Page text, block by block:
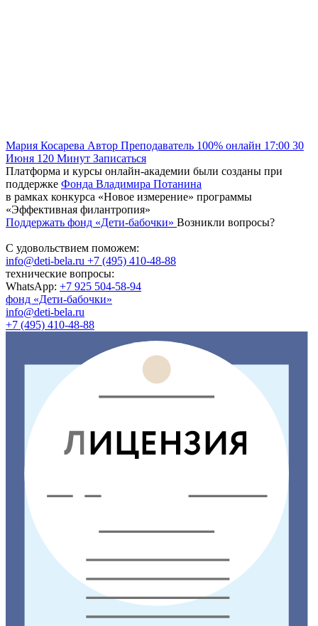
Мария Косарева Автор Преподаватель 100% онлайн 17:00 30
Июня 120 Минут Записаться
Платформа и курсы онлайн-академии были созданы при
поддержке Фонда Владимира Потанина
в рамках конкурса «Новое измерение» программы
«Эффективная филантропия»
Поддержать фонд «Дети-бабочки» Возникли вопросы?
С удовольствием поможем:
info@deti-bela.ru +7 (495) 410-48-88
технические вопросы:
WhatsApp: +7 925 504-58-94
фонд «Дети-бабочки»
info@deti-bela.ru
+7 (495) 410-48-88